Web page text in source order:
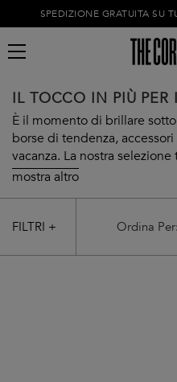
SPEDIZIONE GRATUITA SU
IL TOCCO IN PIÙ PER
È il momento di brillare
borse di tendenza,
vacanza. La nostra selezione
mostra altro
FILTRI +